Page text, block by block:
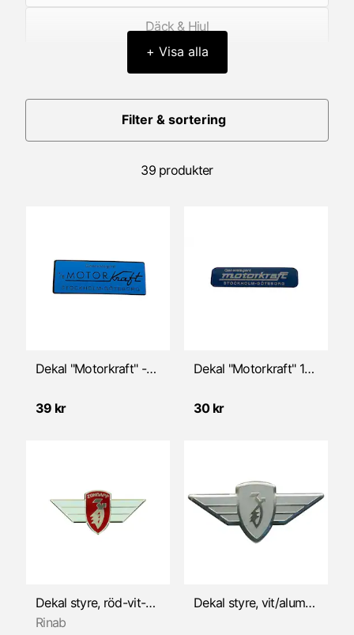
Däck & Hjul
Framgaffel/Fjädring fram
Förgasare
Förgasardelar
Kickstart
Motorkåpor
+ Visa alla
Filter & sortering
39 produkter
Dekal "Motorkraft" -1966
39 kr
Dekal "Motorkraft" 1967-
30 kr
Dekal styre, röd-vit-silver (Zündapp)
Rinab
Dekal styre, vit/alum (Zundapp)